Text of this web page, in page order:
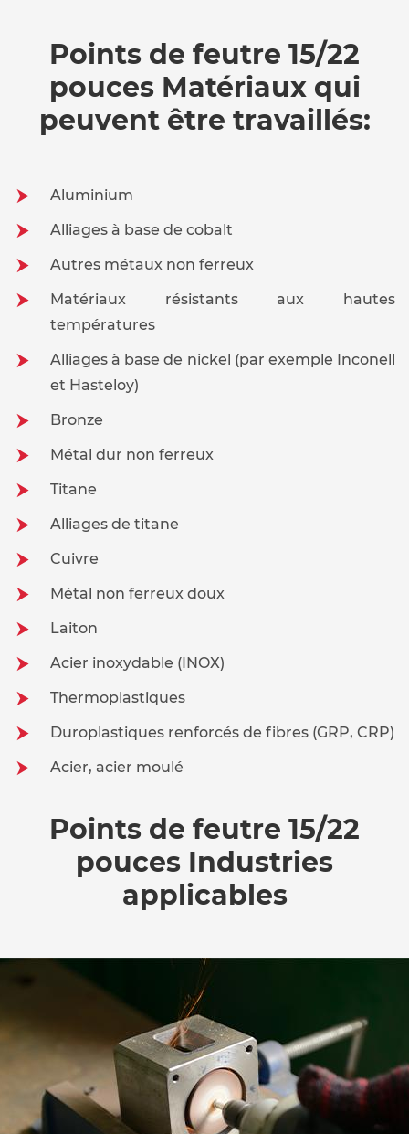
Points de feutre 15/22
pouces Matériaux qui
peuvent être travaillés:
Aluminium
Alliages à base de cobalt
Autres métaux non ferreux
Matériaux résistants aux hautes
températures
Alliages à base de nickel (par exemple Inconell
et Hasteloy)
Bronze
Métal dur non ferreux
Titane
Alliages de titane
Cuivre
Métal non ferreux doux
Laiton
Acier inoxydable (INOX)
Thermoplastiques
Duroplastiques renforcés de fibres (GRP, CRP)
Acier, acier moulé
Points de feutre 15/22
pouces Industries
applicables